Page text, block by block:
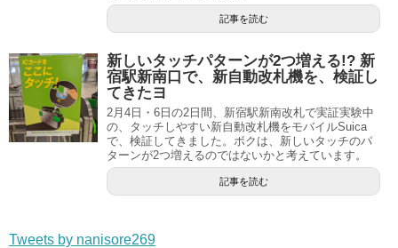
記事を読む
新しいタッチパターンが2つ増える!? 新
宿駅新南口で、新自動改札機を、検証し
てきたヨ
2月4日・6日の2日間、新宿駅新南改札で実証実験中
の、タッチしやすい新自動改札機をモバイルSuica
で、検証してきました。ボクは、新しいタッチのパ
ターンが2つ増えるのではないかと考えています。
記事を読む
Tweets by nanisore269